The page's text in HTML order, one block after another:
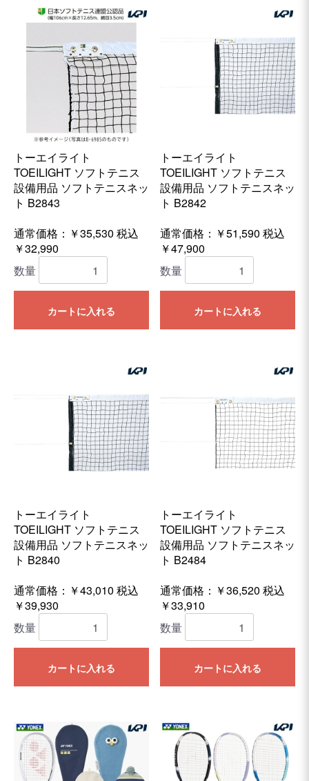
トーエイライト
TOEILIGHT ソフトテニス
設備用品 ソフトテニスネッ
ト B2843
通常価格：￥35,530 税込
￥32,990
数量
カートに入れる
トーエイライト
TOEILIGHT ソフトテニス
設備用品 ソフトテニスネッ
ト B2842
通常価格：￥51,590 税込
￥47,900
数量
カートに入れる
トーエイライト
TOEILIGHT ソフトテニス
設備用品 ソフトテニスネッ
ト B2840
通常価格：￥43,010 税込
￥39,930
数量
カートに入れる
トーエイライト
TOEILIGHT ソフトテニス
設備用品 ソフトテニスネッ
ト B2484
通常価格：￥36,520 税込
￥33,910
数量
カートに入れる